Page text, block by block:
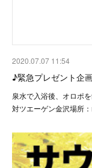
2020.07.07 11:54
♪緊急プレゼント企
泉水で入浴後、オロ
対ツエーゲン金沢場所